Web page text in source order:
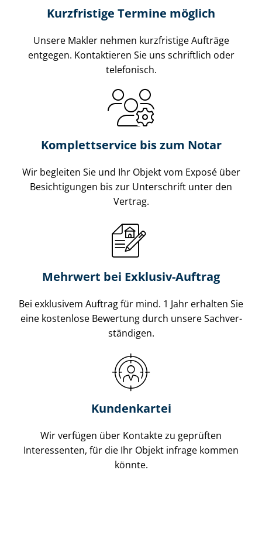
Kurzfristige Termine möglich
Unsere Makler nehmen kurzfristige Aufträge
entgegen. Kontaktieren Sie uns schriftlich oder
telefonisch.
Komplettservice bis zum Notar
Wir begleiten Sie und Ihr Objekt vom Exposé über
Besichtigungen bis zur Unterschrift unter den
Vertrag.
Mehrwert bei Exklusiv-Auftrag
Bei exklusivem Auftrag für mind. 1 Jahr erhalten Sie
eine kostenlose Bewertung durch unsere Sach­ver­
stän­di­gen.
Kundenkartei
Wir verfügen über Kontakte zu geprüften
Interessenten, für die Ihr Objekt infrage kommen
könnte.